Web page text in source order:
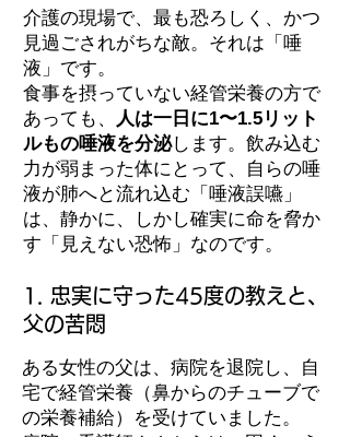
介護の現場で、最も恐ろしく、かつ
見過ごされがちな敵。それは「唾
液」です。
食事を摂っていない経管栄養の方で
あっても、
人は一日に1〜1.5リット
ルもの唾液を分泌します。飲み込む
力が弱まった体にとって、自らの唾
液が肺へと流れ込む「唾液誤嚥」
は、静かに、しかし確実に命を脅か
す「見えない恐怖」なのです。
1. 忠実に守った45度の教えと、
父の苦悶
ある女性の父は、病院を退院し、自
宅で経管栄養（鼻からのチューブで
の栄養補給）を受けていました。